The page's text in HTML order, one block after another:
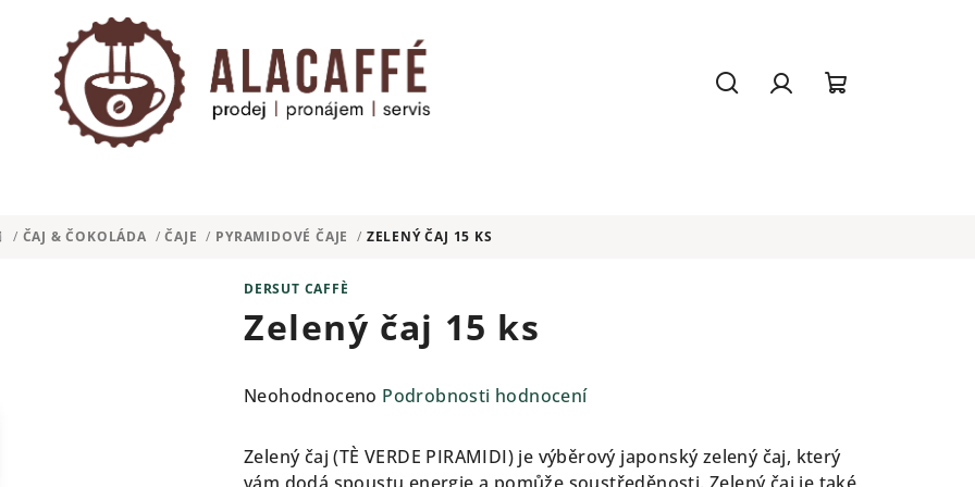
/ ČAJ & ČOKOLÁDA / ČAJE / PYRAMIDOVÉ ČAJE / ZELENÝ ČAJ 15 KS
DERSUT CAFFÈ
Zelený čaj 15 ks
Průměrné
produktu
je
Neohodnoceno Podrobnosti hodnocení
Zelený čaj (TÈ VERDE PIRAMIDI) je výběrový japonský zelený čaj, který